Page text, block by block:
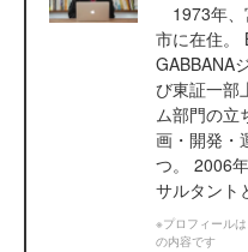
1973年、
市に在住。
GABBANA
び東証一部
ム部門の立
画・開発・
つ。 2006
サルタント
※プロフィール
の内容です